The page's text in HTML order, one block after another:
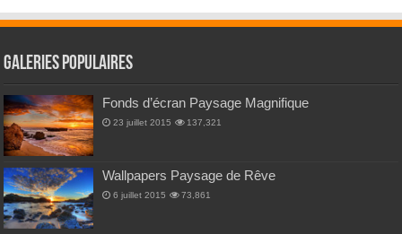
Galeries Populaires
Fonds d’écran Paysage Magnifique
23 juillet 2015 137,321
Wallpapers Paysage de Rêve
6 juillet 2015 73,861